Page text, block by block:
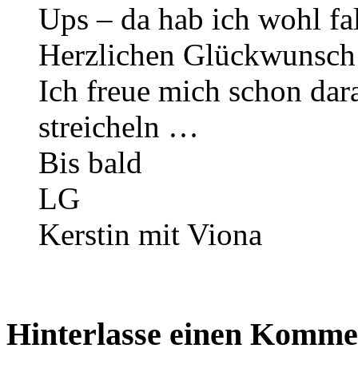
Ups – da hab ich wohl
Herzlichen
Ich freue mich schon
streicheln …
Bis bald
LG
Kerstin mit Viona
Hinterlasse einen